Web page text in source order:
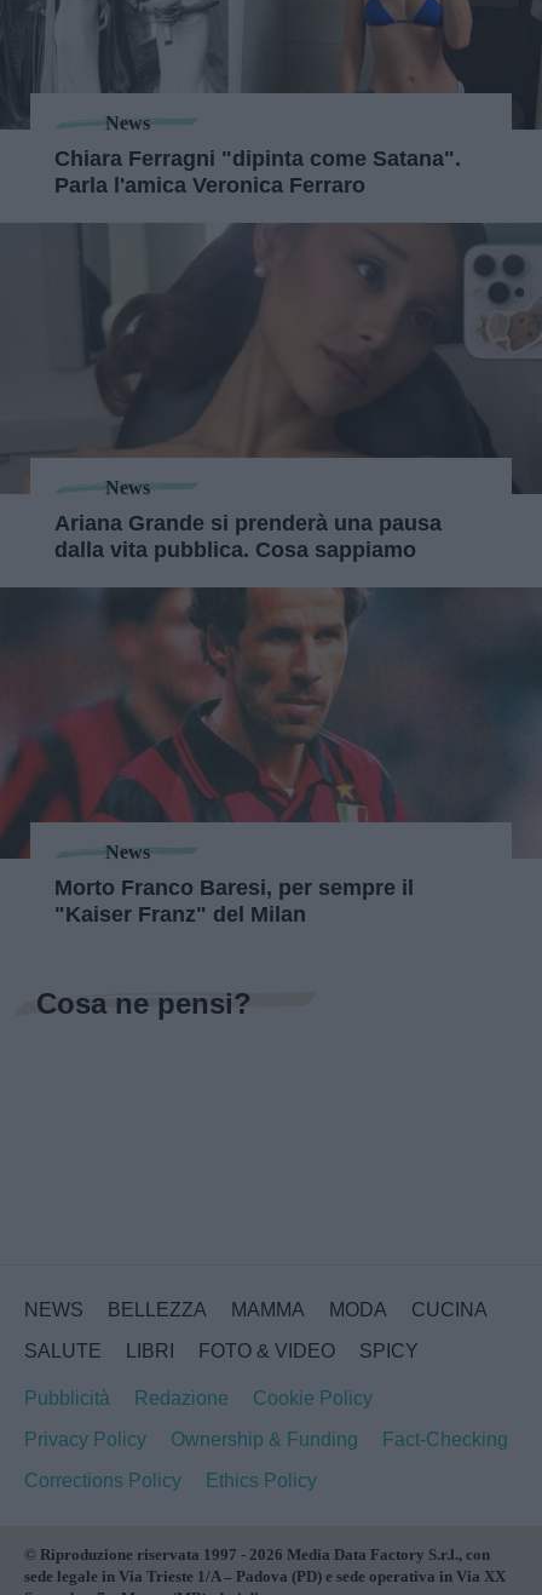
News
Chiara Ferragni "dipinta come Satana".
Parla l'amica Veronica Ferraro
News
Ariana Grande si prenderà una pausa
dalla vita pubblica. Cosa sappiamo
News
Morto Franco Baresi, per sempre il
"Kaiser Franz" del Milan
Cosa ne pensi?
NEWS BELLEZZA MAMMA MODA
CUCINA
SALUTE
LIBRI FOTO & VIDEO SPICY
Pubblicità Redazione
Cookie Policy
Privacy Policy
Ownership & Funding
Fact-Checking
Corrections Policy
Ethics Policy
© Riproduzione riservata 1997 - 2026 Media Data Factory S.r.l., con
sede legale in Via Trieste 1/A – Padova (PD) e sede operativa in Via XX